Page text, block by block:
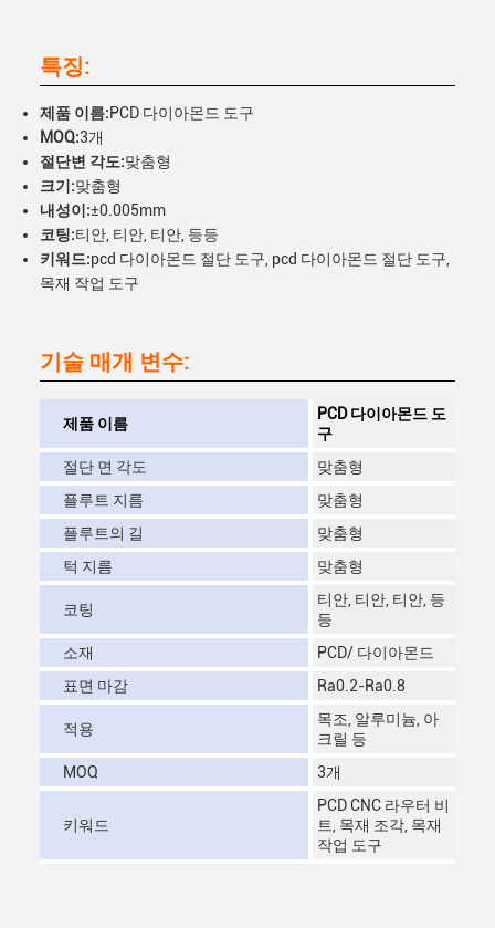
특징:
제품 이름:PCD 다이아몬드 도구
MOQ:3개
절단변 각도:맞춤형
크기:맞춤형
내성이:±0.005mm
코팅:티안, 티안, 티안, 등등
키워드:pcd 다이아몬드 절단 도구, pcd 다이아몬드 절단 도구,
목재 작업 도구
기술 매개 변수:
제품 이름
PCD 다이아몬드 도
구
절단 면 각도
맞춤형
플루트 지름
맞춤형
플루트의 길
맞춤형
턱 지름
맞춤형
코팅
티안, 티안, 티안, 등
등
소재
PCD/ 다이아몬드
표면 마감
Ra0.2-Ra0.8
적용
목조, 알루미늄, 아
크릴 등
MOQ
3개
키워드
PCD CNC 라우터 비
트, 목재 조각, 목재
작업 도구